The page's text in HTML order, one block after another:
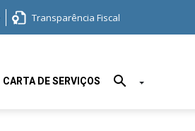
Transparência Fiscal
CARTA DE SERVIÇOS